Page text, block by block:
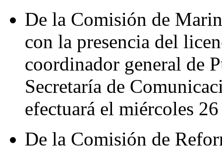
De la Comisión de
con la presencia del
coordinador general de
Secretaría de
efectuará el miércoles
De la Comisión de